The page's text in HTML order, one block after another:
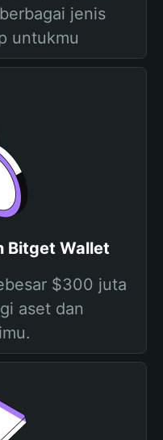
jenis
untukmu
Bitget Wallet
$300 juta
aset dan